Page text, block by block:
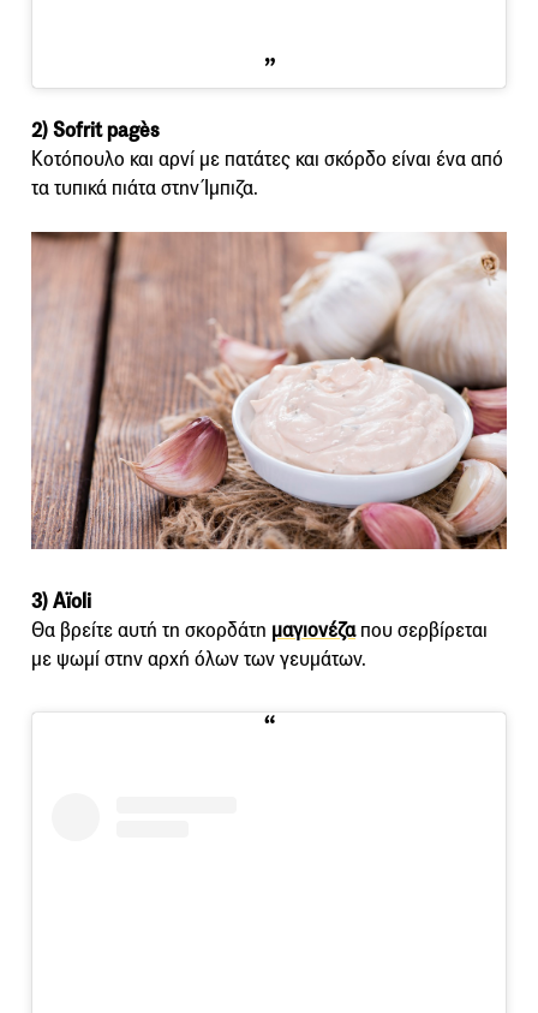
2) Sofrit pagès
Κοτόπουλο και αρνί με πατάτες και σκόρδο είναι ένα από
τα τυπικά πιάτα στην Ίμπιζα.
3) Aïoli
Θα βρείτε αυτή τη σκορδάτη μαγιονέζαπου σερβίρεται
με ψωμί στην αρχή όλων των γευμάτων.